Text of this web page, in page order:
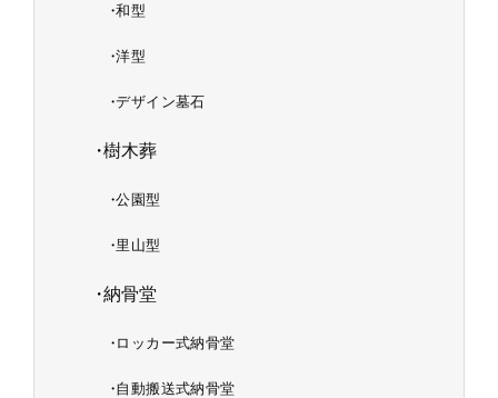
和型
洋型
デザイン墓石
樹木葬
公園型
里山型
納骨堂
ロッカー式納骨堂
自動搬送式納骨堂